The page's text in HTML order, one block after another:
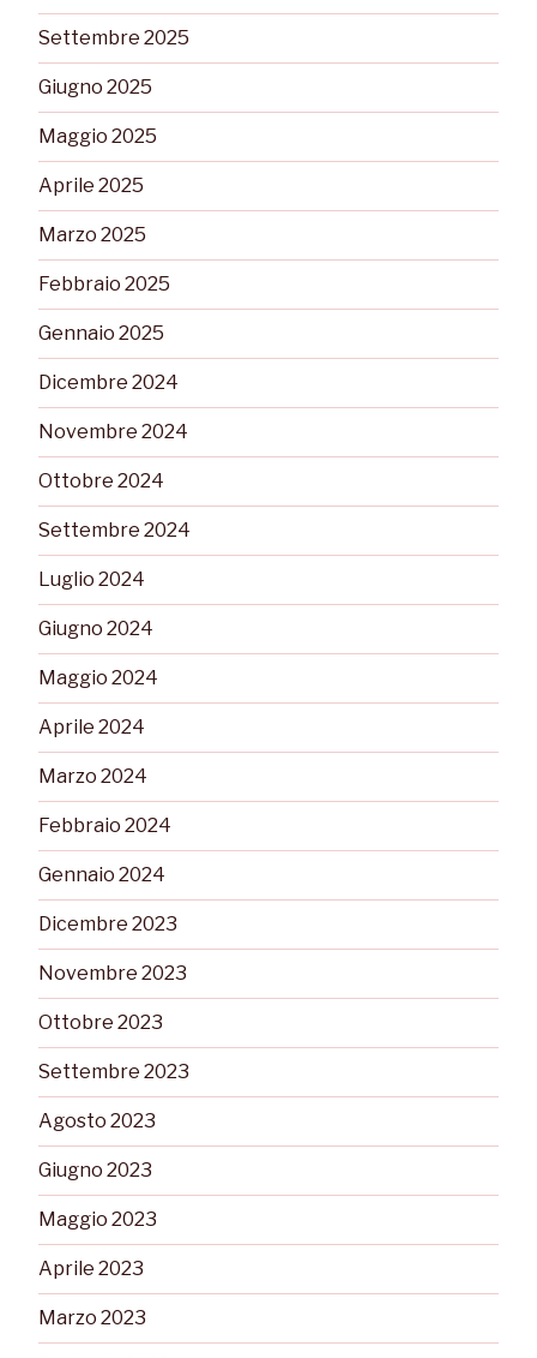
Settembre 2025
Giugno 2025
Maggio 2025
Aprile 2025
Marzo 2025
Febbraio 2025
Gennaio 2025
Dicembre 2024
Novembre 2024
Ottobre 2024
Settembre 2024
Luglio 2024
Giugno 2024
Maggio 2024
Aprile 2024
Marzo 2024
Febbraio 2024
Gennaio 2024
Dicembre 2023
Novembre 2023
Ottobre 2023
Settembre 2023
Agosto 2023
Giugno 2023
Maggio 2023
Aprile 2023
Marzo 2023